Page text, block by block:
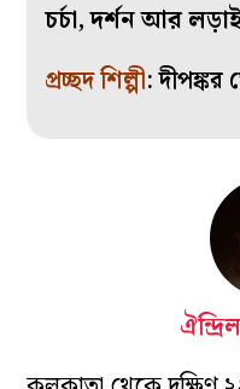
চর্চা, দর্শন আর
প্রচ্ছদ শিল্পী: